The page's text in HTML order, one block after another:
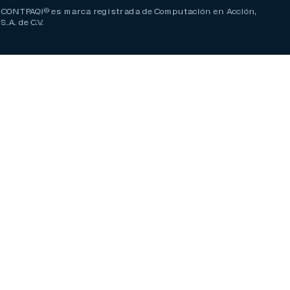
CONTPAQi® es marca registrada de Computación en Acción,
S.A. de C.V.